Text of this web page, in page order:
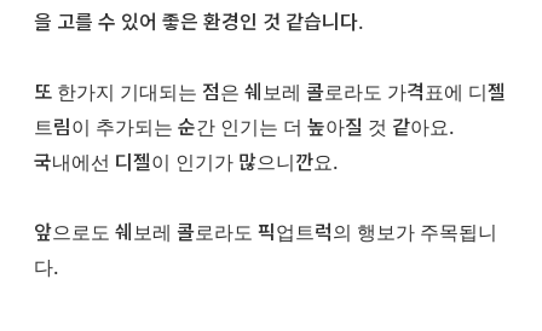
을 고를 수 있어 좋은 환경인 것 같습니다.
또 한가지 기대되는 점은 쉐보레 콜로라도 가격표에 디젤
트림이 추가되는 순간 인기는 더 높아질 것 같아요.
국내에선 디젤이 인기가 많으니깐요.
앞으로도 쉐보레 콜로라도 픽업트럭의 행보가 주목됩니
다.